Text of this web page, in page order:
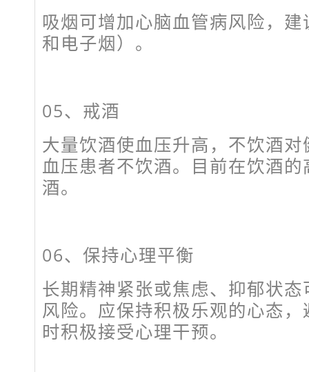
吸烟可增加心脑血管病风险，
和电子烟）。
05、 戒酒
大量饮酒使血压升高，不饮酒
血压患者不饮酒。目前在饮酒
酒。
06、 保持心理平衡
长期精神紧张或焦虑、抑郁状
风险。应保持积极乐观的心态
时积极接受心理干预。